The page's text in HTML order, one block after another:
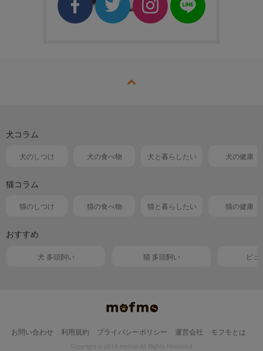
犬コラム
犬のしつけ 犬の食べ物 犬と暮らしたい 犬の健康
猫コラム
猫のしつけ 猫の食べ物 猫と暮らしたい 猫の健康
おすすめ
犬 多頭飼い 猫 多頭飼い ピュ
お問い合わせ 利用規約 プライバシーポリシー 運営会社 モフモとは
Copyright © 2015 mofmo.All Rights Reserved